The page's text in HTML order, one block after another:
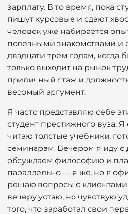
зарплату. В то время, пока
пишут курсовые и сдают
человек уже набирается
полезными знакомствами и
двадцати трем годам, когда
только выходит на рынок
приличный стаж и
весомый аргумент.
Я часто представляю себе
студент престижного вуза.
читаю толстые учебники,
семинарам. Вечером я иду с
обсуждаем философию и
параллельно — я же, но в
решаю вопросы с
вечеру устаю, но чувствую
того, что заработал свои